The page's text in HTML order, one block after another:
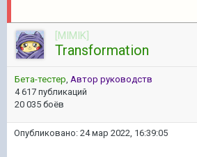
[MIMIK]
Transformation
Бета-тестер, Автор руководств
4 617 публикаций
20 035 боёв
Опубликовано: 24 мар 2022, 16:39:05